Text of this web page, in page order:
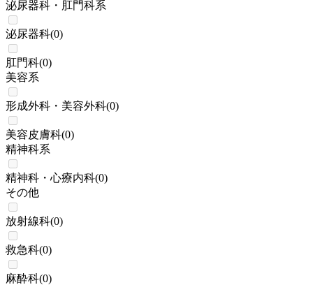
泌尿器科・肛門科系
泌尿器科(0)
肛門科(0)
美容系
形成外科・美容外科(0)
美容皮膚科(0)
精神科系
精神科・心療内科(0)
その他
放射線科(0)
救急科(0)
麻酔科(0)